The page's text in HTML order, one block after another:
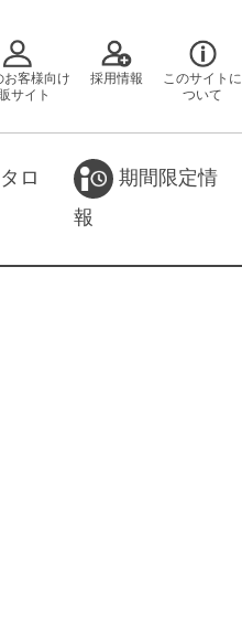
お客様向け
サイト
採用情報
このサイトに
ついて
ロ
期間限定情
報